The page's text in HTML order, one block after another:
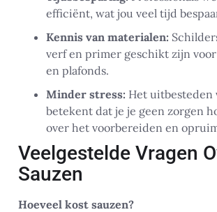
efficiënt, wat jou veel tijd
Kennis van materialen:
verf en primer geschikt zijn
en plafonds.
Minder stress: Het uitbesteden
betekent dat je je geen zorgen
over het voorbereiden en
Veelgestelde Vragen
Sauzen
Hoeveel kost sauzen?